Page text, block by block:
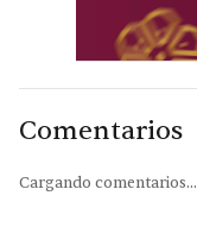
Comentarios
Cargando comentarios...